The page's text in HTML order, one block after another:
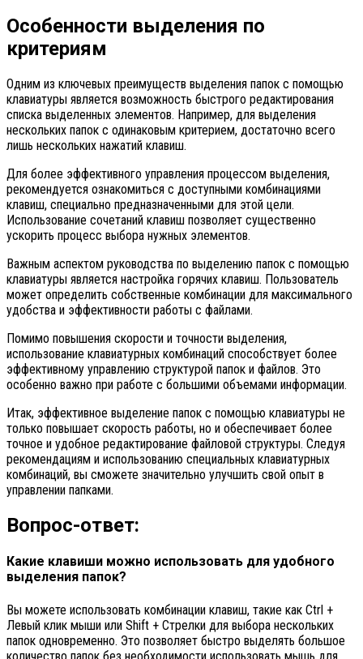
Особенности выделения по
критериям
Одним из ключевых преимуществ выделения папок с помощью
клавиатуры является возможность быстрого редактирования
списка выделенных элементов. Например, для выделения
нескольких папок с одинаковым критерием, достаточно всего
лишь нескольких нажатий клавиш.
Для более эффективного управления процессом выделения,
рекомендуется ознакомиться с доступными комбинациями
клавиш, специально предназначенными для этой цели.
Использование сочетаний клавиш позволяет существенно
ускорить процесс выбора нужных элементов.
Важным аспектом руководства по выделению папок с помощью
клавиатуры является настройка горячих клавиш. Пользователь
может определить собственные комбинации для максимального
удобства и эффективности работы с файлами.
Помимо повышения скорости и точности выделения,
использование клавиатурных комбинаций способствует более
эффективному управлению структурой папок и файлов. Это
особенно важно при работе с большими объемами информации.
Итак, эффективное выделение папок с помощью клавиатуры не
только повышает скорость работы, но и обеспечивает более
точное и удобное редактирование файловой структуры. Следуя
рекомендациям и использованию специальных клавиатурных
комбинаций, вы сможете значительно улучшить свой опыт в
управлении папками.
Вопрос-ответ:
Какие клавиши можно использовать для удобного
выделения папок?
Вы можете использовать комбинации клавиш, такие как Ctrl +
Левый клик мыши или Shift + Стрелки для выбора нескольких
папок одновременно. Это позволяет быстро выделять большое